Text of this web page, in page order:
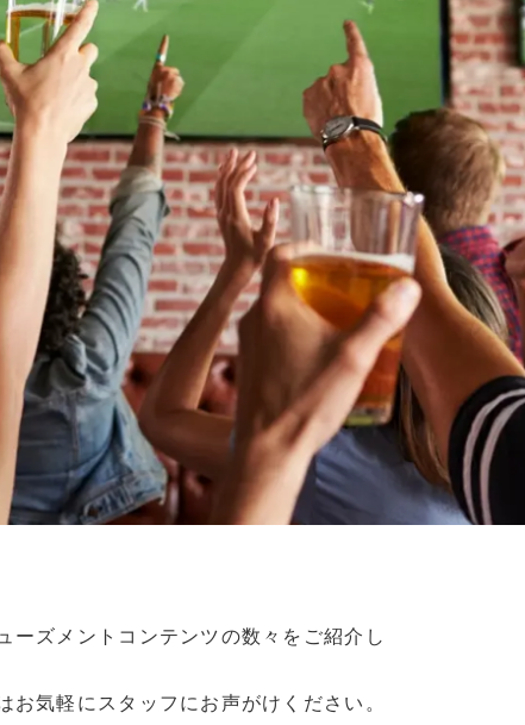
ーズメントコンテンツの数々をご紹介し
気軽にスタッフにお声がけください。